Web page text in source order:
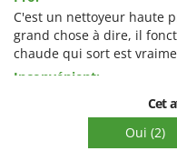
C'est un nettoyeur haute
grand chose à dire, il
chaude qui sort est
Inconvénient:
Le carénage est un peu
robustesse, il n'atteint
135 bars mais ils sont
encore être calibrés
Cet
Oui (2)